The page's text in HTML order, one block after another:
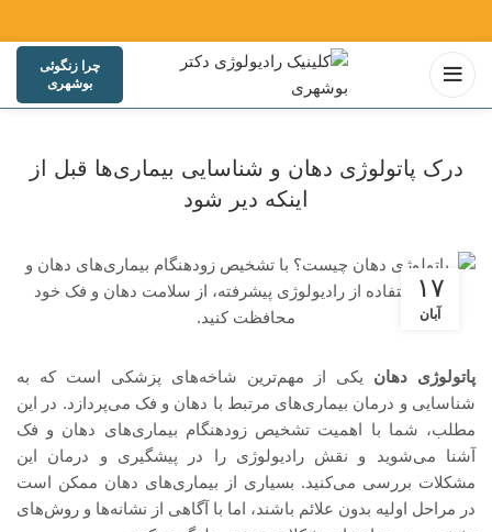
چرا زنگوئی
بوشهری
درک پاتولوژی دهان و شناسایی بیماری‌ها قبل از
اینکه دیر شود
۱۷
آبان
پاتولوژی دهان یکی از مهم‌ترین شاخه‌های پزشکی است که به
شناسایی و درمان بیماری‌های مرتبط با دهان و فک می‌پردازد. در این
مطلب، شما با اهمیت تشخیص زودهنگام بیماری‌های دهان و فک
آشنا می‌شوید و نقش رادیولوژی را در پیشگیری و درمان این
مشکلات بررسی می‌کنید. بسیاری از بیماری‌های دهان ممکن است
در مراحل اولیه بدون علائم باشند، اما با آگاهی از نشانه‌ها و روش‌های